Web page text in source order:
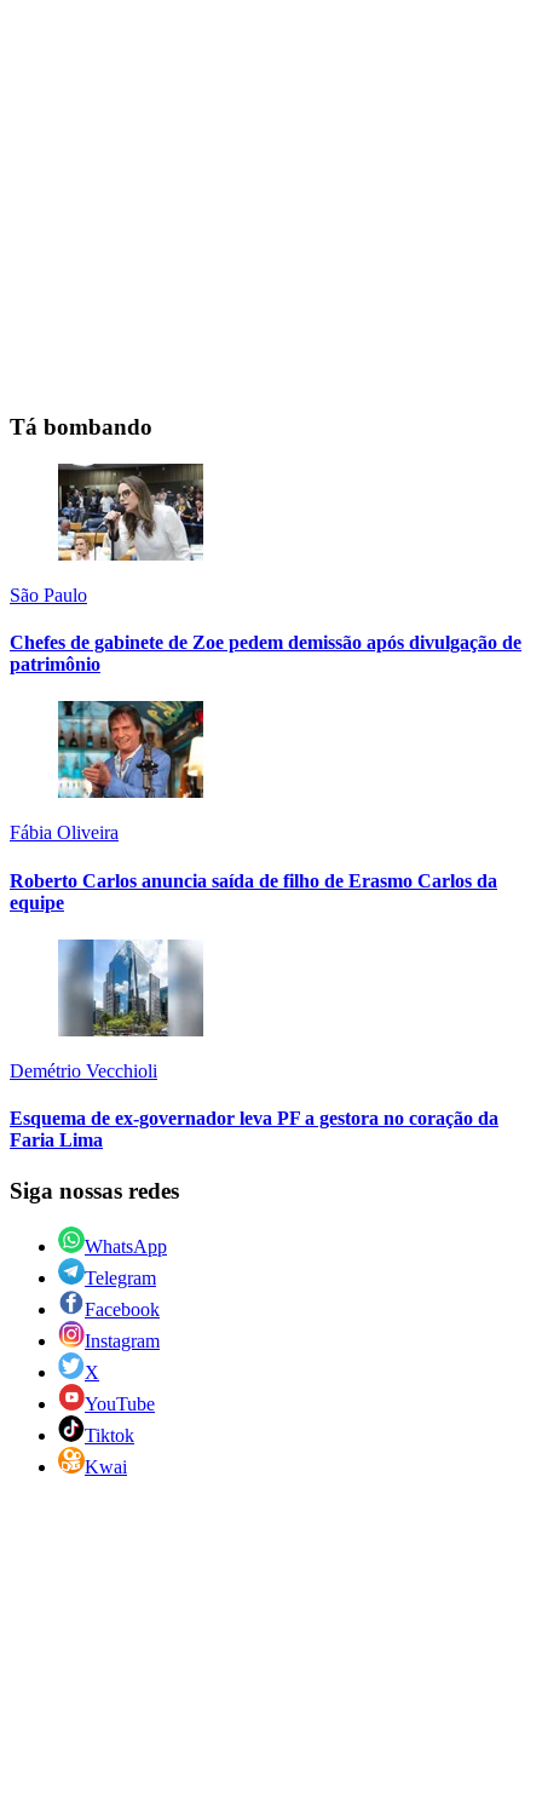
Tá bombando
São Paulo
Chefes de gabinete de Zoe pedem demissão após divulgação de
patrimônio
Fábia Oliveira
Roberto Carlos anuncia saída de filho de Erasmo Carlos da
equipe
Demétrio Vecchioli
Esquema de ex-governador leva PF a gestora no coração da
Faria Lima
Siga nossas redes
WhatsApp
Telegram
Facebook
Instagram
X
YouTube
Tiktok
Kwai